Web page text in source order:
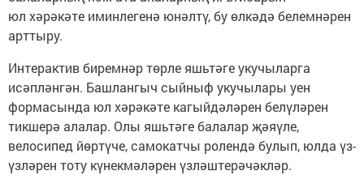
юл хәрәкәте иминлегенә юнәлтү, бу өлкәдә белемнәрен
арттыру.
Интерактив биремнәр төрле яшьтәге укучыларга
исәпләнгән. Башлангыч сыйныф укучылары уен
формасында юл хәрәкәте кагыйдәләрен белүләрен
тикшерә алалар. Олы яшьтәге балалар җәяүле,
велосипед йөртүче, самокатчы ролендә булып, юлда үз-
үзләрен тоту күнекмәләрен үзләштерәчәкләр.